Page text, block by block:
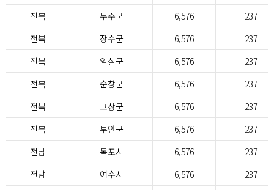
전북
무주군 6,576
237
전북
장수군 6,576
237
전북
임실군 6,576
237
전북
순창군 6,576
237
전북
고창군 6,576
237
전북
부안군 6,576
237
전남
목포시 6,576
237
전남
여수시 6,576
237